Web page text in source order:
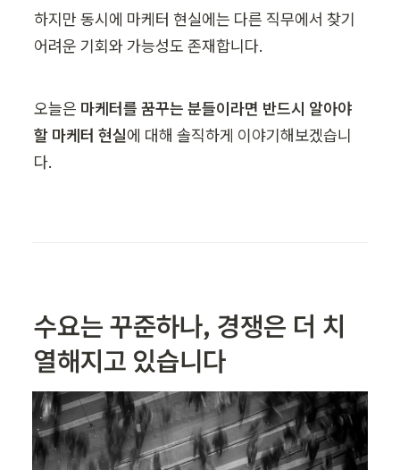
하지만 동시에 마케터 현실에는 다른 직무에서 찾기
어려운 기회와 가능성도 존재합니다.
오늘은 마케터를 꿈꾸는 분들이라면 반드시 알아야
할 마케터 현실에 대해 솔직하게 이야기해보겠습니
다.
수요는 꾸준하나, 경쟁은 더 치
열해지고 있습니다